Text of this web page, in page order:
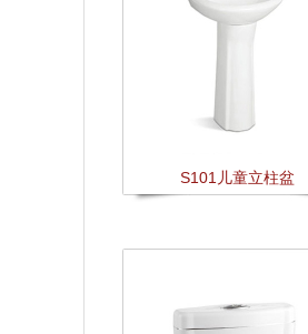
S101儿童立柱盆